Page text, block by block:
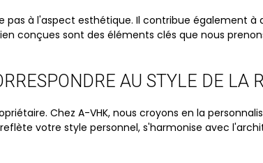
à l'aspect esthétique. Il contribue également
conçues sont des éléments clés que nous
AU STYLE DE LA
Chez A-VHK, nous croyons en la
votre style personnel, s'harmonise avec